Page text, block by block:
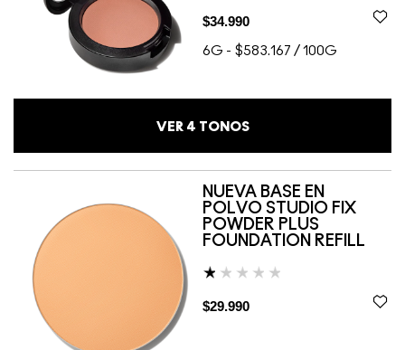
$34.990
6G - $583.167 / 100G
VER 4 TONOS
NUEVA BASE EN
POLVO STUDIO FIX
POWDER PLUS
FOUNDATION REFILL
$29.990